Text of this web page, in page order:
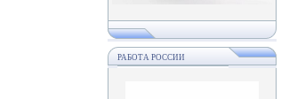
РАБОТА РОССИИ